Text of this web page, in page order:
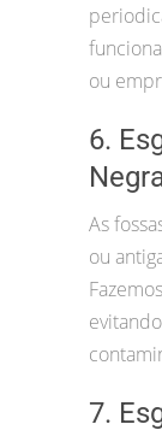
ou
6.
As
ou
7.